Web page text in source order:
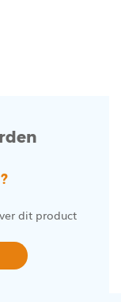
dit product